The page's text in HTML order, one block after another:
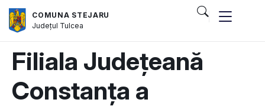
COMUNA STEJARU
Județul Tulcea
Filiala Județeană
Constanța a